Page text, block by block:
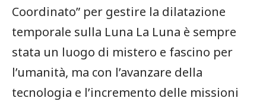
Coordinato” per gestire la dilatazione
temporale sulla Luna La Luna è sempre
stata un luogo di mistero e fascino per
l’umanità, ma con l’avanzare della
tecnologia e l’incremento delle missioni